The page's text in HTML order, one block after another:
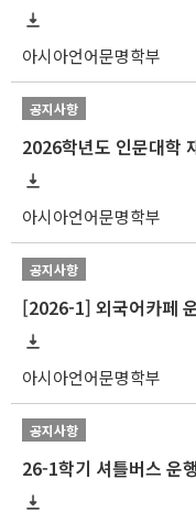
아시아언어문명학부
공지사항
아시아언어문명학부
공지사항
[2026-1] 외국어카페
아시아언어문명학부
공지사항
26-1학기 셔틀버스 운